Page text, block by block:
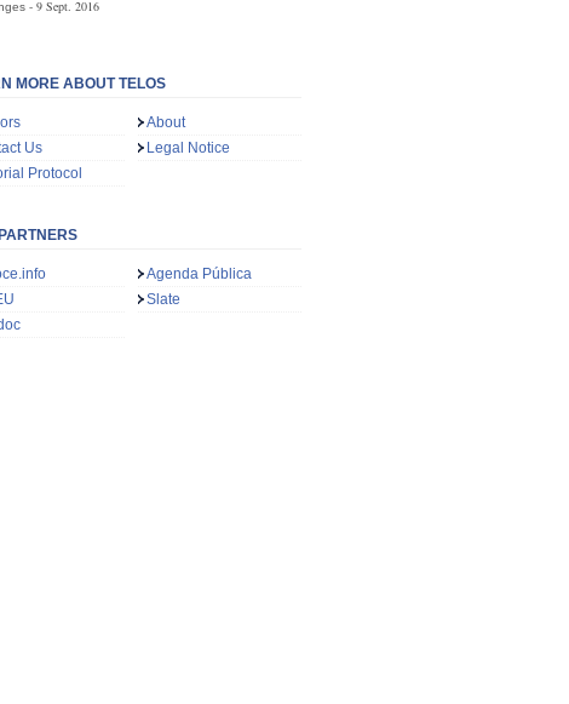
9 Sept. 2016
MORE ABOUT TELOS
About
Us
Legal Notice
Protocol
Agenda Pública
Slate